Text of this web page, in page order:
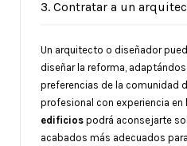
3. Contratar a un
Un arquitecto o diseñador
diseñar la reforma,
preferencias de la comunidad
profesional con experiencia en
edificios podrá aconsejarte
acabados más adecuados